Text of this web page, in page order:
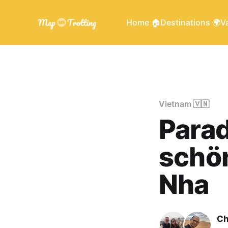
Home 🏠Destinations 🌍
Vietnam 🇻🇳
Nha